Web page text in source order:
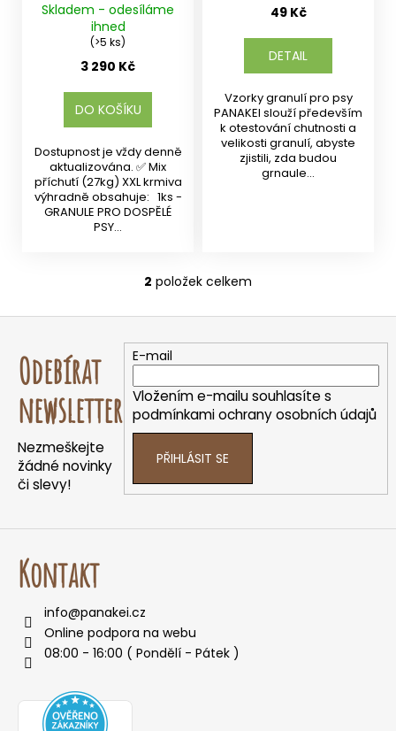
Skladem - odesíláme
ihned
(>5 ks)
3 290 Kč
DO KOŠÍKU
Dostupnost je vždy denně
aktualizována. ✅ Mix
příchutí (27kg) XXL krmiva
výhradně obsahuje: 1ks -
GRANULE PRO DOSPĚLÉ
PSY...
49 Kč
DETAIL
Vzorky granulí pro psy
PANAKEI slouží především
k otestování chutnosti a
velikosti granulí, abyste
zjistili, zda budou
grnaule...
O
v
á
d
a
c
í
r
v
y
2 položek celkem
Odebírat
newsletter
Nezmeškejte
žádné novinky
či slevy!
E-mail
Vložením e-mailu souhlasíte s
podmínkami ochrany osobních údajů
PŘIHLÁSIT SE
Kontakt
info@panakei.cz
Online podpora na webu
08:00 - 16:00 ( Pondělí - Pátek )